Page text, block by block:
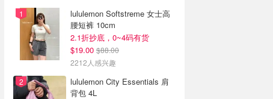
lululemon Softstreme 女士高
腰短裤 10cm
2.1折抄底，0~4码有货
$19.00 $88.00
2212人感兴趣
lululemon City Essentials 肩
背包 4L